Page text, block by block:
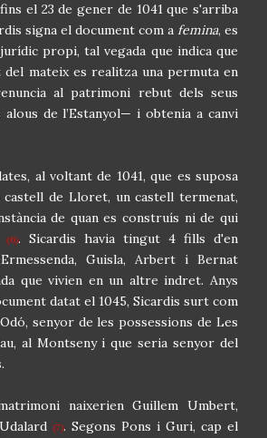
el 23 de gener de 1041 que s'arriba
signa el document com a femina, es
propi, tal vegada que indica que
del mateix es realitza una permuta en
al patrimoni rebut dels seus
de l’Estanyol— i obtenia a canvi
al voltant de 1041, que es suposa
castell de Lloret, un castell termenat,
de quan es construís ni de qui
(6). Sicardis havia tingut 4 fills d'en
Guisla, Arbert i Bernat
que vivien en un altre indret. Anys
datat el 1045, Sicardis surt com
senyor de les possessions de Les
al Montseny i que seria senyor del
naixerien Guillem Umbert,
(7). Segons Pons i Guri, cap el